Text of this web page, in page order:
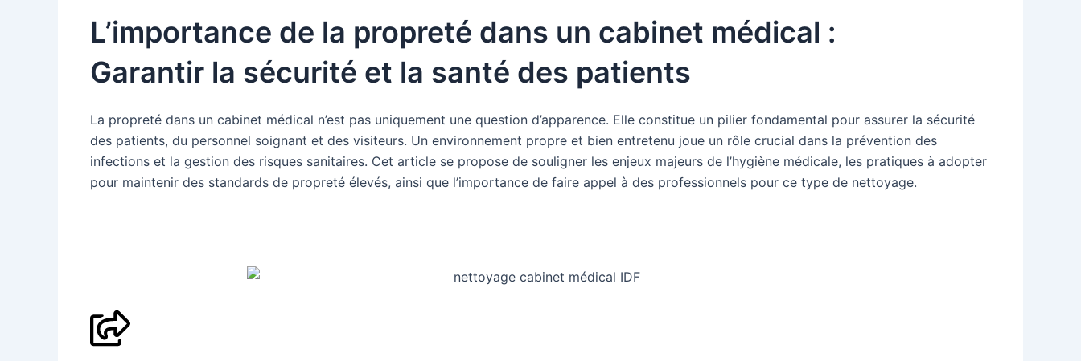
L’importance de la propreté dans un cabinet médical :
Garantir la sécurité et la santé des patients
La propreté dans un cabinet médical n’est pas uniquement une question d’apparence. Elle constitue un pilier fondamental pour assurer la sécurité
des patients, du personnel soignant et des visiteurs. Un environnement propre et bien entretenu joue un rôle crucial dans la prévention des
infections et la gestion des risques sanitaires. Cet article se propose de souligner les enjeux majeurs de l’hygiène médicale, les pratiques à adopter
pour maintenir des standards de propreté élevés, ainsi que l’importance de faire appel à des professionnels pour ce type de nettoyage.